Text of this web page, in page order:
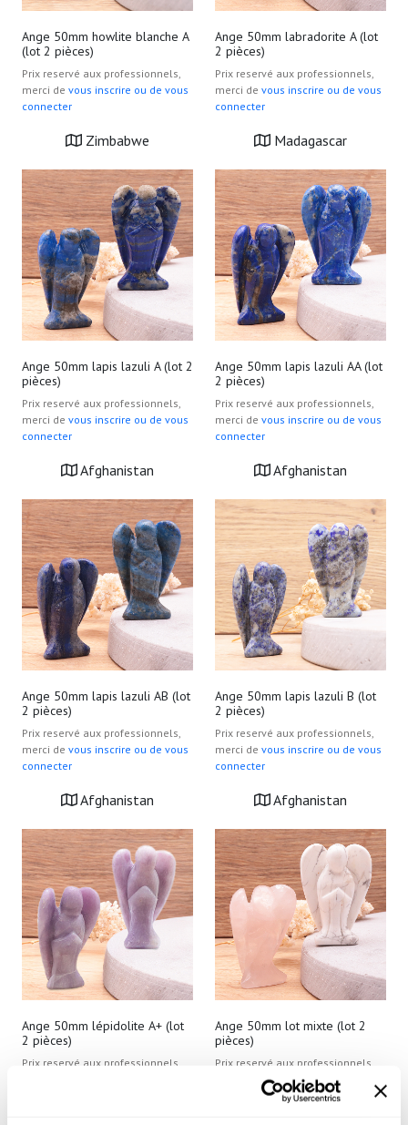
Ange 50mm howlite blanche A
(lot 2 pièces)
Prix reservé aux professionnels,
merci de vous inscrire ou de vous
connecter
Zimbabwe
Ange 50mm labradorite A (lot
2 pièces)
Prix reservé aux professionnels,
merci de vous inscrire ou de vous
connecter
Madagascar
Ange 50mm lapis lazuli A (lot 2
pièces)
Prix reservé aux professionnels,
merci de vous inscrire ou de vous
connecter
Afghanistan
Ange 50mm lapis lazuli AA (lot
2 pièces)
Prix reservé aux professionnels,
merci de vous inscrire ou de vous
connecter
Afghanistan
Ange 50mm lapis lazuli AB (lot
2 pièces)
Prix reservé aux professionnels,
merci de vous inscrire ou de vous
connecter
Afghanistan
Ange 50mm lapis lazuli B (lot
2 pièces)
Prix reservé aux professionnels,
merci de vous inscrire ou de vous
connecter
Afghanistan
Ange 50mm lépidolite A+ (lot
2 pièces)
Prix reservé aux professionnels,
Ange 50mm lot mixte (lot 2
pièces)
Prix reservé aux professionnels,
vous inscrire ou de vous
connecter